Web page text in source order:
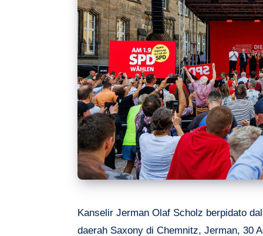
Kanselir Jerman Olaf Scholz berpidato
daerah Saxony di Chemnitz, Jerman, 30